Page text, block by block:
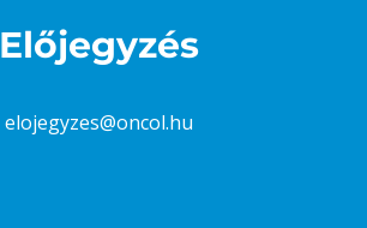
Előjegyzés
elojegyzes@oncol.hu